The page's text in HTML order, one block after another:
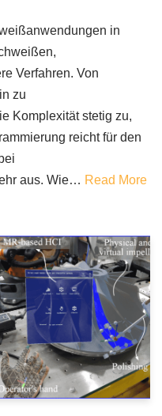
in
Verfahren. Von
zu
Komplexität stetig zu,
reicht für den
aus. Wie… Read More